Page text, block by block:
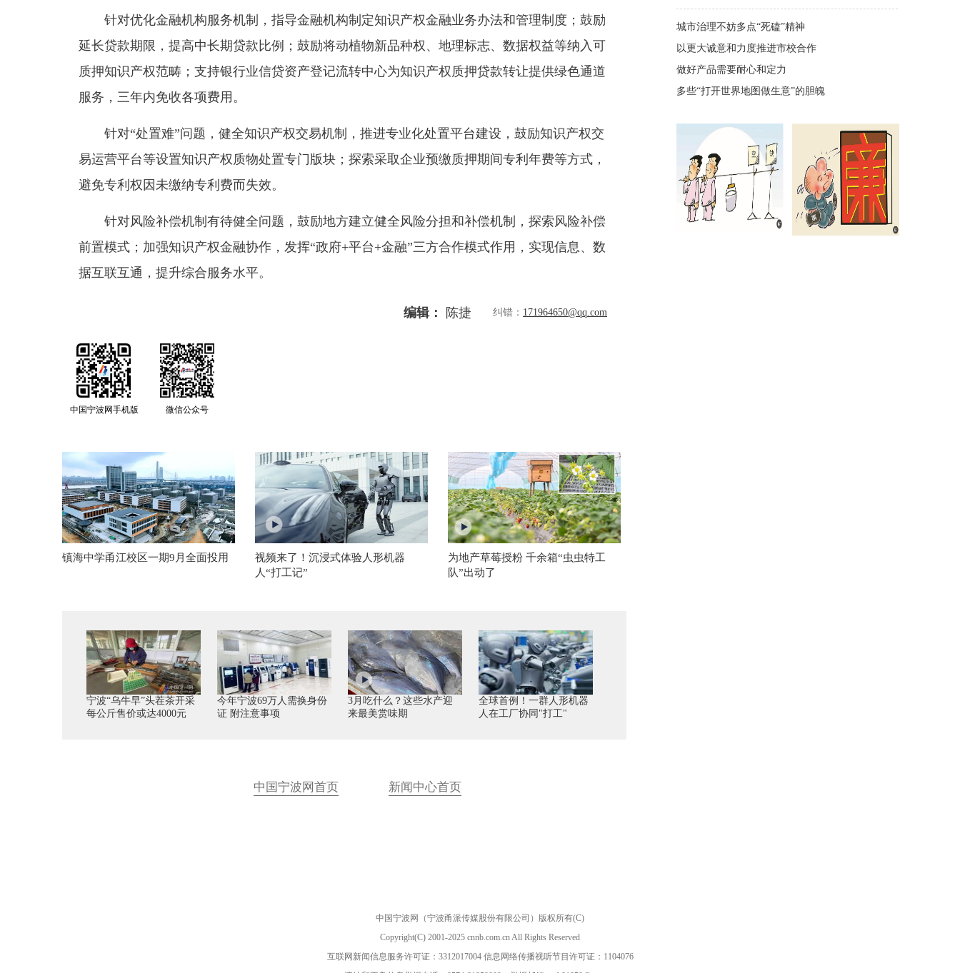
针对优化金融机构服务机制，指导金融机构制定知识产权金融业务办法和管理制度；鼓励
延长贷款期限，提高中长期贷款比例；鼓励将动植物新品种权、地理标志、数据权益等纳入可
质押知识产权范畴；支持银行业信贷资产登记流转中心为知识产权质押贷款转让提供绿色通道
服务，三年内免收各项费用。
针对“处置难”问题，健全知识产权交易机制，推进专业化处置平台建设，鼓励知识产权交
易运营平台等设置知识产权质物处置专门版块；探索采取企业预缴质押期间专利年费等方式，
避免专利权因未缴纳专利费而失效。
针对风险补偿机制有待健全问题，鼓励地方建立健全风险分担和补偿机制，探索风险补偿
前置模式；加强知识产权金融协作，发挥“政府+平台+金融”三方合作模式作用，实现信息、数
据互联互通，提升综合服务水平。
编辑： 陈捷 纠错： 171964650@qq.com
中国宁波网手机版 微信公众号
镇海中学甬江校区一期9月全面投用
视频来了！沉浸式体验人形机器
人“打工记”
为地产草莓授粉 千余箱“虫虫特工
队”出动了
宁波“乌牛早”头茬茶开采
每公斤售价或达4000元
今年宁波69万人需换身份
证 附注意事项
3月吃什么？这些水产迎
来最美赏味期
全球首例！一群人形机器
人在工厂协同"打工"
中国宁波网首页 新闻中心首页
城市治理不妨多点“死磕”精神
以更大诚意和力度推进市校合作
做好产品需要耐心和定力
多些“打开世界地图做生意”的胆魄
中国宁波网（宁波甬派传媒股份有限公司）版权所有(C)
Copyright(C) 2001-2025 cnnb.com.cn All Rights Reserved
互联网新闻信息服务许可证：3312017004 信息网络传播视听节目许可证：1104076